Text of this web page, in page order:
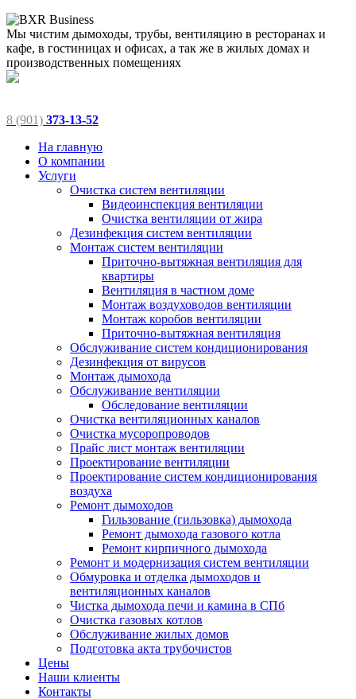
Мы чистим дымоходы, трубы, вентиляцию в ресторанах и
кафе, в гостиницах и офисах, а так же в жилых домах и
производственных помещениях
8 (901) 373-13-52
На главную
О компании
Услуги
Очистка систем вентиляции
Видеоинспекция вентиляции
Очистка вентиляции от жира
Дезинфекция систем вентиляции
Монтаж систем вентиляции
Приточно-вытяжная вентиляция для
квартиры
Вентиляция в частном доме
Монтаж воздуховодов вентиляции
Монтаж коробов вентиляции
Приточно-вытяжная вентиляция
Обслуживание систем кондиционирования
Дезинфекция от вирусов
Монтаж дымохода
Обслуживание вентиляции
Обследование вентиляции
Очистка вентиляционных каналов
Очистка мусоропроводов
Прайс лист монтаж вентиляции
Проектирование вентиляции
Проектирование систем кондиционирования
воздуха
Ремонт дымоходов
Гильзование (гильзовка) дымохода
Ремонт дымохода газового котла
Ремонт кирпичного дымохода
Ремонт и модернизация систем вентиляции
Обмуровка и отделка дымоходов и
вентиляционных каналов
Чистка дымохода печи и камина в СПб
Очистка газовых котлов
Обслуживание жилых домов
Подготовка акта трубочистов
Цены
Наши клиенты
Контакты